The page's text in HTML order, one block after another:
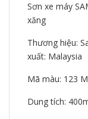
Sơn xe máy
xăng
Thương hiệu:
xuất: Malaysia
Mã màu: 123
Dung tích: